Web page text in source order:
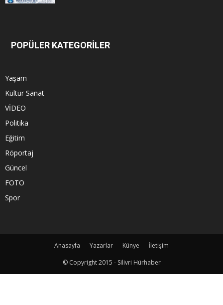
POPÜLER KATEGORİLER
Yaşam
Kültür Sanat
VİDEO
Politika
Eğitim
Röportaj
Güncel
FOTO
Spor
Anasayfa Yazarlar Künye
İletişim
© Copyright 2015 - Silivri Hürhaber